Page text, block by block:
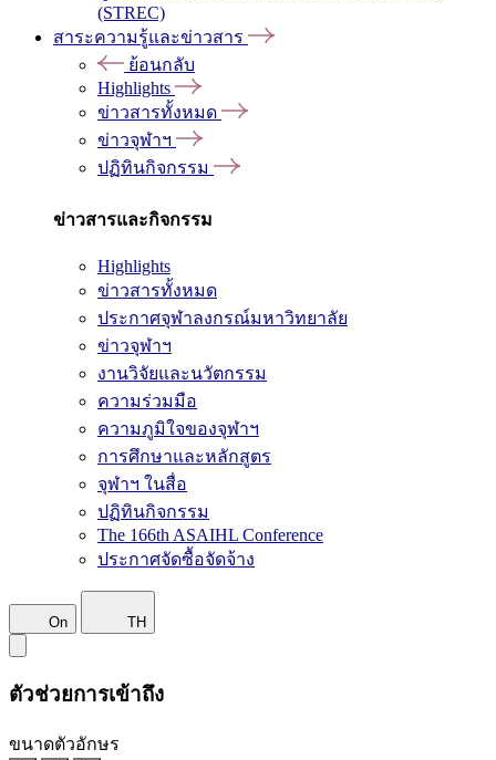
(STREC)
สาระความรู้และข่าวสาร
ย้อนกลับ
Highlights
ข่าวสารทั้งหมด
ข่าวจุฬาฯ
ปฏิทินกิจกรรม
ข่าวสารและกิจกรรม
Highlights
ข่าวสารทั้งหมด
ประกาศจุฬาลงกรณ์มหาวิทยาลัย
ข่าวจุฬาฯ
งานวิจัยและนวัตกรรม
ความร่วมมือ
ความภูมิใจของจุฬาฯ
การศึกษาและหลักสูตร
จุฬาฯ ในสื่อ
ปฏิทินกิจกรรม
The 166th ASAIHL Conference
ประกาศจัดซื้อจัดจ้าง
On TH
ตัวช่วยการเข้าถึง
ขนาดตัวอักษร